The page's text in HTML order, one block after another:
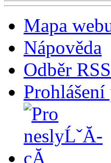
Mapa
Nápověda
Odběr RSS